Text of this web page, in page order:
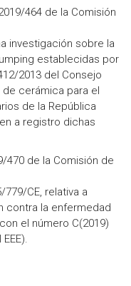
2019/464 de la Comisión
investigación sobre la
establecidas por
2013 del Consejo
cerámica para el
de la República
a registro dichas
470 de la Comisión de
CE, relativa a
contra la enfermedad
el número C(2019)